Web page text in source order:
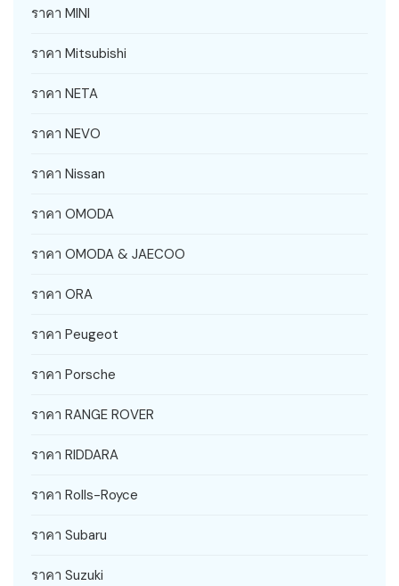
ราคา MINI
ราคา Mitsubishi
ราคา NETA
ราคา NEVO
ราคา Nissan
ราคา OMODA
ราคา OMODA & JAECOO
ราคา ORA
ราคา Peugeot
ราคา Porsche
ราคา RANGE ROVER
ราคา RIDDARA
ราคา Rolls-Royce
ราคา Subaru
ราคา Suzuki